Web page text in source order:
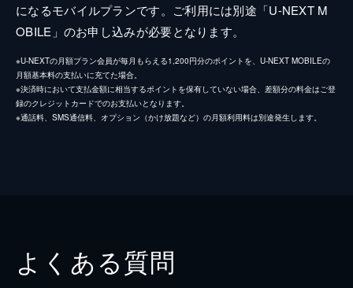
になるモバイルプランです。ご利用には別途「U-NEXT M
OBILE」のお申し込みが必要となります。
※U-NEXTの月額プラン会員が毎月もらえる1,200円分のポイントを、U-NEXT MOBILEの
月額基本料の支払いに充てた場合。
※決済時において支払金額に相当するポイントを保有していない場合、差額分の料金はご登
録のクレジットカードでのお支払いとなります。
※通話料、SMS通信料、オプション（かけ放題など）の月額利用料は別途発生します。
よくある質問